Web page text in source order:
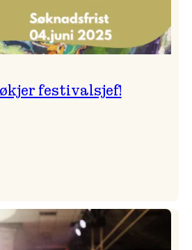
festivalsjef!